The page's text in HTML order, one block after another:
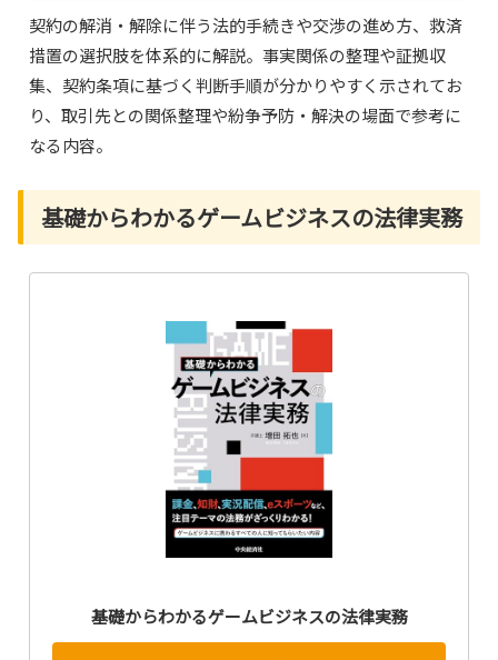
契約の解消・解除に伴う法的手続きや交渉の進め方、救済
措置の選択肢を体系的に解説。事実関係の整理や証拠収
集、契約条項に基づく判断手順が分かりやすく示されてお
り、取引先との関係整理や紛争予防・解決の場面で参考に
なる内容。
基礎からわかるゲームビジネスの法律実務
基礎からわかるゲームビジネスの法律実務